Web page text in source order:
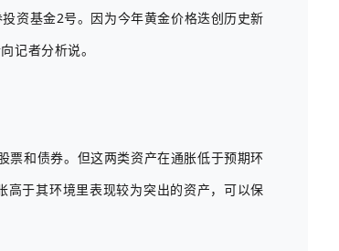
资基金2号。因为今年黄金价格迭创历史新
记者分析说。
票和债券。但这两类资产在通胀低于预期环
于其环境里表现较为突出的资产，可以保